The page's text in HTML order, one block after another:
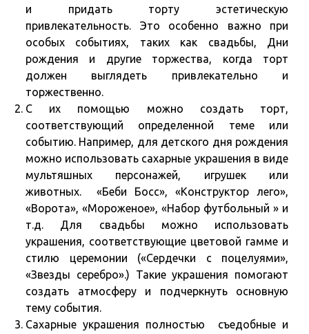
и придать торту эстетическую
привлекательность. Это особенно важно при
особых событиях, таких как свадьбы, Дни
рождения и другие торжества, когда торт
должен выглядеть привлекательно и
торжественно.
С их помощью можно создать торт,
соответствующий определенной теме или
событию. Например, для детского дня рождения
можно использовать сахарные украшения в виде
мультяшных персонажей, игрушек или
животных. «Беби Босс», «Конструктор лего»,
«Ворота», «Мороженое», «Набор футбольный » и
т.д. Для свадьбы можно использовать
украшения, соответствующие цветовой гамме и
стилю церемонии («Сердечки с поцелуями»,
«Звезды серебро».) Такие украшения помогают
создать атмосферу и подчеркнуть основную
тему события.
Сахарные украшения полностью съедобные и